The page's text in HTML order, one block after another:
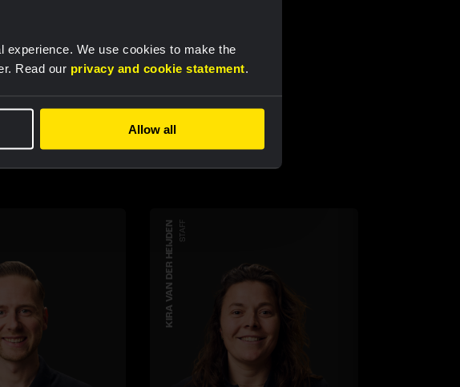
experience. We use cookies to make the
Read our privacy and cookie statement.
Allow all
KIRA VAN DER HEIJDEN STAFF